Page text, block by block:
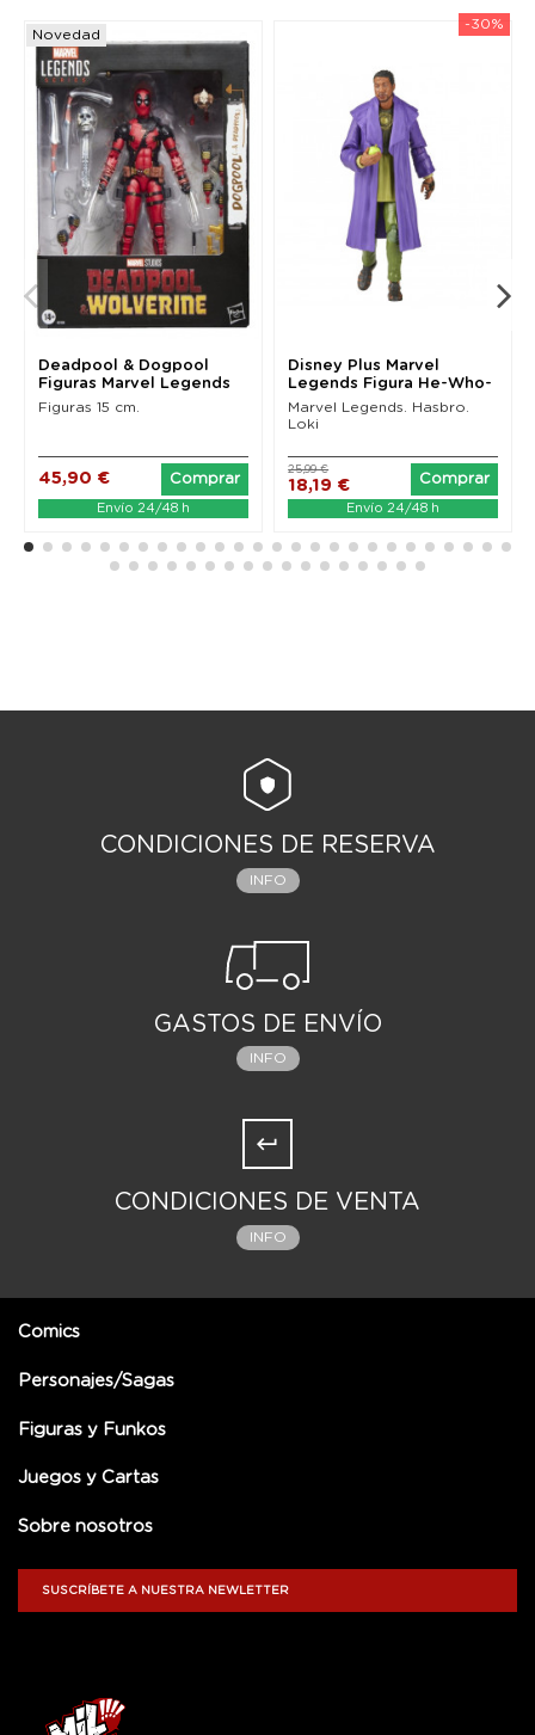
Novedad
Deadpool & Dogpool
Figuras Marvel Legends
(Deadpool & Wolverine)
Figuras 15 cm.
45,90 € Comprar
Envío 24/48 h
-30%
Disney Plus Marvel
Legends Figura He-Who-
Remains (Loki) 15 cm
Marvel Legends. Hasbro.
Loki
18,19 €
25,99 €
Comprar
Envío 24/48 h
CONDICIONES DE RESERVA
INFO
GASTOS DE ENVÍO
INFO
CONDICIONES DE VENTA
INFO
Comics
Personajes/Sagas
Figuras y Funkos
Juegos y Cartas
Sobre nosotros
SUSCRÍBETE A NUESTRA NEWLETTER